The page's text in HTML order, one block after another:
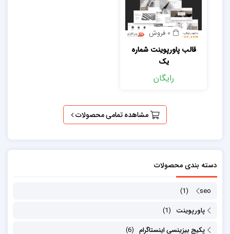
0 فروش
قالب پاورپوینت شماره
یک
رایگان
مشاهده تمامی محصولات
دسته بندی محصولات
seo
(1)
پاورپوینت (1)
پکیج بیزینسی اینستاگرام (6)